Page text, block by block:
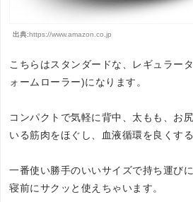
出典:https://www.amazon.co.jp
こちらはスタンダードな、レギュラー
ォームローラー)になります。
コンパクトで気軽に背中、太もも、お
いる筋肉をほぐし、血液循環を良くす
一番使い勝手のいいサイズで持ち運び
寝前にサクッと使えちゃいます。